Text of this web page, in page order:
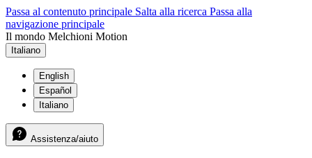
Passa al contenuto principale Salta alla ricerca Passa alla
navigazione principale
Il mondo Melchioni Motion
Italiano
English
Español
Italiano
Assistenza/aiuto